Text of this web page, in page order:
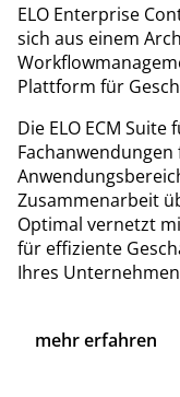
ELO Enterprise
sich aus einem
Plattform für
Die ELO ECM
Zusammenarbeit
Optimal vernetzt
für effiziente
Ihres
mehr erfahren